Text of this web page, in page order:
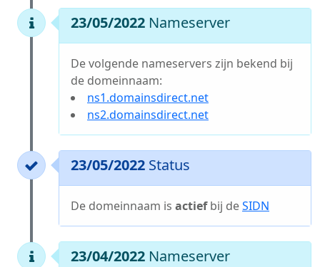
23/05/2022 Nameserver
De volgende nameservers zijn bekend bij
de domeinnaam:
ns1.domainsdirect.net
ns2.domainsdirect.net
23/05/2022 Status
De domeinnaam is actiefbij deSIDN
23/04/2022 Nameserver